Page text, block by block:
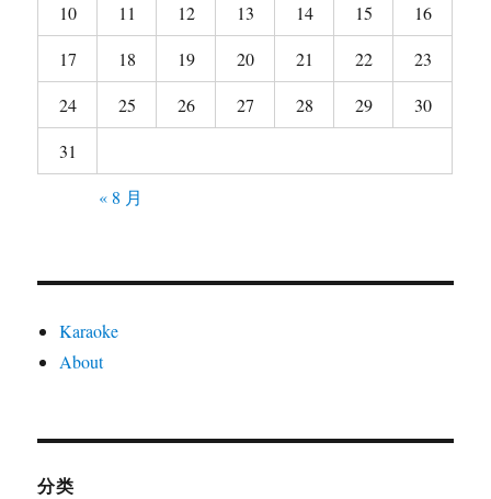
10
11 12 13 14 15
16
17
18 19 20 21 22
23
24
25 26 27 28 29
30
31
« 8 月
Karaoke
About
分类